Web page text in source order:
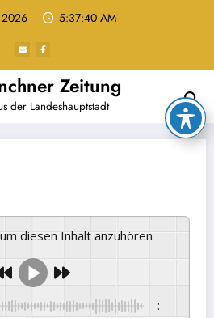
5:37:40 AM
Zeitung
der Landeshauptstadt
um diesen Inhalt anzuhören
-:--